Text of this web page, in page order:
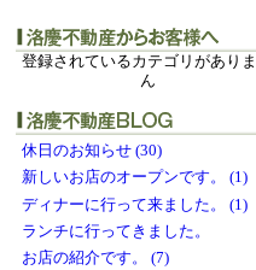
登録されているカテゴリがあり
ん
休日のお知らせ (30)
新しいお店のオープンです。 (1)
ディナーに行って来ました。 (1)
ランチに行ってきました。
お店の紹介です。 (7)